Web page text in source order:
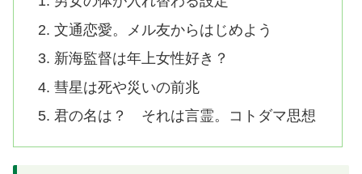
文通恋愛。メル友からはじめよう
新海監督は年上女性好き？
彗星は死や災いの前兆
君の名は？ それは言霊。コトダマ思想